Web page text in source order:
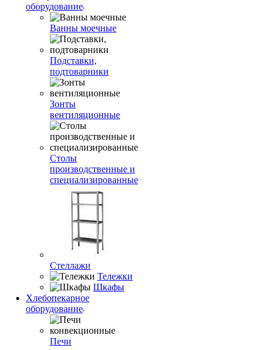
оборудование
Ванны моечные
Подставки,
подтоварники
Зонты
вентиляционные
Столы
производственные и
специализированные
Стеллажи
Тележки
Шкафы
Хлебопекарное
оборудование
Печи